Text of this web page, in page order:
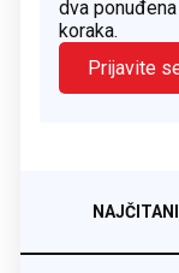
dva
koraka.
Prijavite